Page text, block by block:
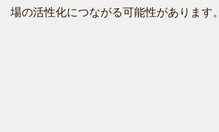
場の活性化につながる可能性があります。